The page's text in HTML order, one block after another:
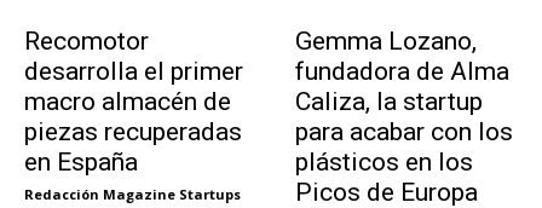
Recomotor
desarrolla el primer
macro almacén de
piezas recuperadas
en España
Redacción Magazine Startups
Gemma Lozano,
fundadora de Alma
Caliza, la startup
para acabar con los
plásticos en los
Picos de Europa